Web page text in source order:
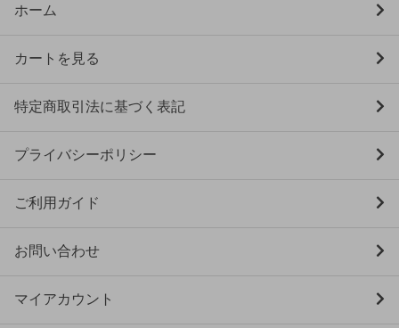
ホーム
カートを見る
特定商取引法に基づく表記
プライバシーポリシー
ご利用ガイド
お問い合わせ
マイアカウント